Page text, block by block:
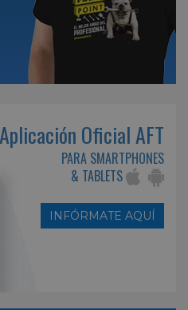
Aplicación Oficial AFT
PARA SMARTPHONES
& TABLETS
INFÓRMATE AQUÍ